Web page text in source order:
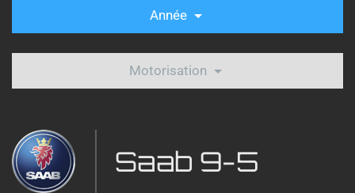
Année
Motorisation
Saab 9-5